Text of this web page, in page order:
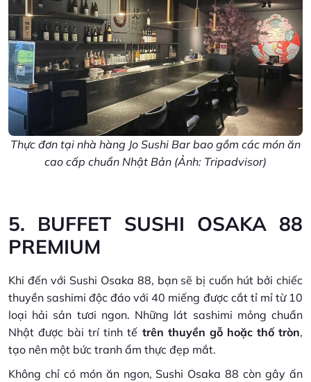
Thực đơn tại nhà hàng Jo Sushi Bar bao gồm các món ăn
cao cấp chuẩn Nhật Bản (Ảnh: Tripadvisor)
5. BUFFET SUSHI OSAKA 88
PREMIUM
Khi đến với Sushi Osaka 88, bạn sẽ bị cuốn hút bởi chiếc
thuyền sashimi độc đáo với 40 miếng được cắt tỉ mỉ từ 10
loại hải sản tươi ngon. Những lát sashimi mỏng chuẩn
Nhật được bài trí tinh tế trên thuyền gỗ hoặc thố tròn,
tạo nên một bức tranh ẩm thực đẹp mắt.
Không chỉ có món ăn ngon, Sushi Osaka 88 còn gây ấn